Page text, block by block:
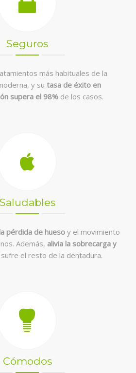
Seguros
más habituales de la
y su tasa de éxito en
supera el 98%de los casos.
Saludables
pérdida de huesoy el movimiento
Además, alivia la sobrecarga y
el resto de la dentadura.
Cómodos